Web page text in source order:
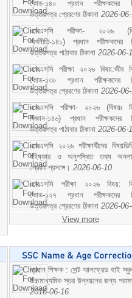
কোড-১৪০ প্রধান পরীক্ষকদের
উত্তরপত্র প্রেরণের ঠিকানা 2026-
এসএসসি পরীক্ষা- ২০২৬
অর্থনীতি-১৪১) প্রধান পরীক্ষকদের
উত্তরপত্র পাঠাবার ঠিকানা 2026-06-
এসএসসি পরীক্ষা ২০২৬ বিষয়:জীব
কোড-১৩৮ প্রধান পরীক্ষকদের
উত্তরপত্র প্রেরণের ঠিকানা 2026-
এসএসসি পরীক্ষা- ২০২৬ (বিষয়ঃ
বিজ্ঞান-১৪৬) প্রধান পরীক্ষকদের
উত্তরপত্র পাঠাবার ঠিকানা 2026-06-
এসএসসি ২০২৬ পরীক্ষার্থীদের
বহিষ্কার ও অনুপস্থিত তথ্য
প্রেরণ প্রসঙ্গে। 2026-06-10
এসএসসি পরীক্ষা ২০২৬ বিষয়:
কোড-১২৭ প্রধান পরীক্ষকদের
উত্তরপত্র প্রেরণের ঠিকানা 2026-
View more
প্রধান শিক্ষক : সেন্ট আলফ্রেড হাই
উচ্চমাধ্যমিক স্তর উন্নয়নের জন্য
2016-06-16